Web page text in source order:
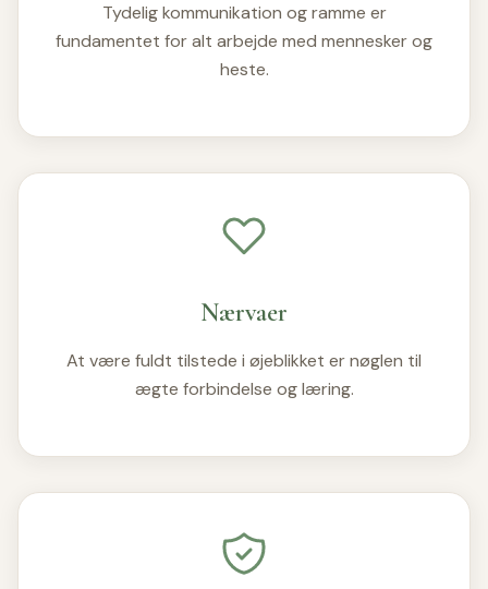
Tydelig kommunikation og ramme er
fundamentet for alt arbejde med mennesker og
heste.
Nærvaer
At være fuldt tilstede i øjeblikket er nøglen til
ægte forbindelse og læring.